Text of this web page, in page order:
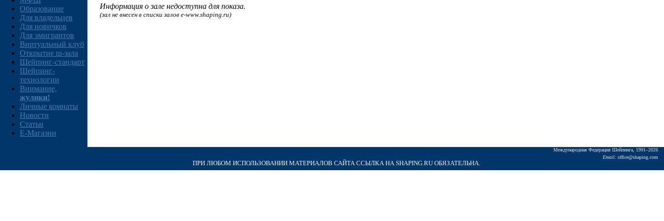
Образование
Для владельцев
Для новичков
Для эмигрантов
Виртуальный клуб
Открытие ш-зала
Шейпинг-стандарт
Шейпинг-
технологии
Внимание,
жулики!
Личные комнаты
Новости
Статьи
E-Магазин
Информация о зале недоступна для показа.
(зал не внесен в списки залов e-www.shaping.ru)
Междунаpодная Федеpация Шейпинга, 1991–2026
Email: office@shaping.com
ПРИ ЛЮБОМ ИСПОЛЬЗОВАНИИ МАТЕРИАЛОВ САЙТА ССЫЛКА НА SHAPING.RU ОБЯЗАТЕЛЬНА.